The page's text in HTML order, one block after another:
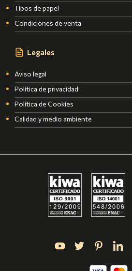
Tipos de papel
Condiciones de venta
Legales
Aviso legal
Política de privacidad
Política de Cookies
Calidad y medio ambiente